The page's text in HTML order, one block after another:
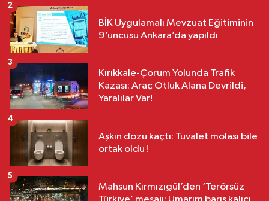
BİK Uygulamalı Mevzuat Eğitiminin
9’uncusu Ankara’da yapıldı
2
Kırıkkale-Çorum Yolunda Trafik
Kazası: Araç Otluk Alana Devrildi,
Yaralılar Var!
3
Aşkın dozu kaçtı: Tuvalet molası bile
ortak oldu !
4
Mahsun Kırmızıgül’den ‘Terörsüz
5